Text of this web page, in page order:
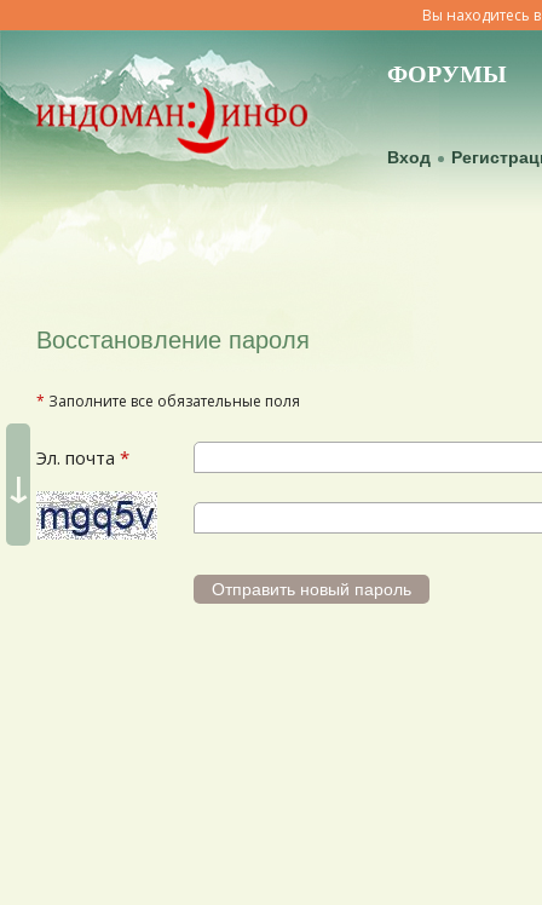
Вы находитесь
ФОРУМЫ
Вход
↓
Восстановление пароля
* Заполните все обязательные поля
Эл. почта *